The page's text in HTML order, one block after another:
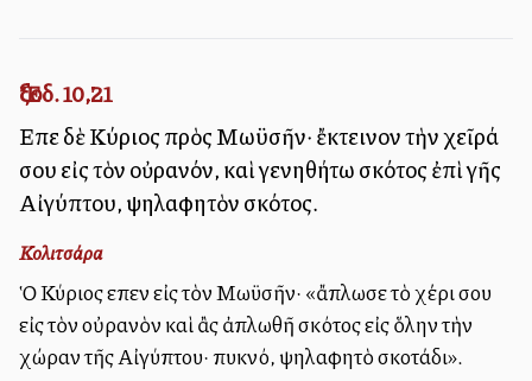
Ἔξοδ. 10,21
Εἶπε δὲ Κύριος πρὸς Μωϋσῆν· ἔκτεινον τὴν χεῖρά
σου εἰς τὸν οὐρανόν, καὶ γενηθήτω σκότος ἐπὶ γῆς
Αἰγύπτου, ψηλαφητὸν σκότος.
Κολιτσάρα
Ὁ Κύριος εἶπεν εἰς τὸν Μωϋσῆν· «ἄπλωσε τὸ χέρι σου
εἰς τὸν οὐρανὸν καὶ ἂς ἀπλωθῆ σκότος εἰς ὅλην τὴν
χώραν τῆς Αἰγύπτου· πυκνό, ψηλαφητὸ σκοτάδι».